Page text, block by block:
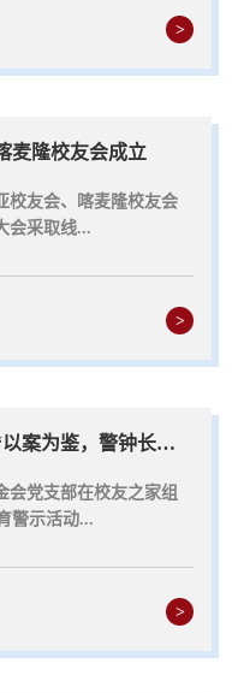
>
麦隆校友会成立
校友会、喀麦隆校友会
会采取线...
>
校友办、教育基金会党支部组织“以案为鉴，警钟长鸣”党纪学习教育警示活动
会党支部在校友之家组
警示活动...
>